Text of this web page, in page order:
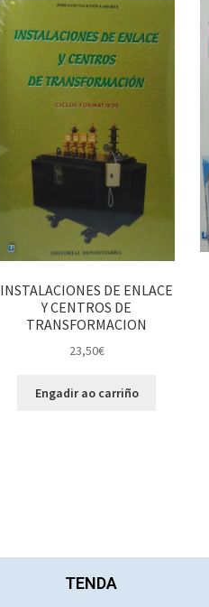
INSTALACIONES DE ENLACE
Y CENTROS DE
TRANSFORMACION
23,50€
Engadir ao carriño
TENDA